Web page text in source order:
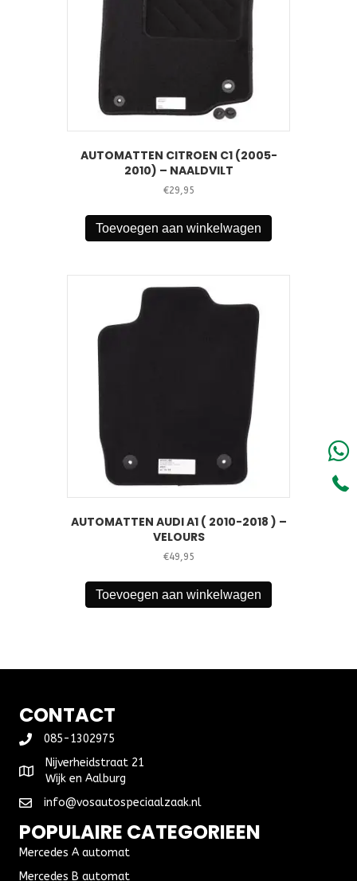
AUTOMATTEN CITROEN C1 (2005-
2010) – NAALDVILT
€29,95
Toevoegen aan winkelwagen
AUTOMATTEN AUDI A1 ( 2010-2018 ) –
VELOURS
€49,95
Toevoegen aan winkelwagen
CONTACT
085-1302975
Nijverheidstraat 21
Wijk en Aalburg
info@vosautospeciaalzaak.nl
POPULAIRE CATEGORIEEN
Mercedes A automat
Mercedes B automat